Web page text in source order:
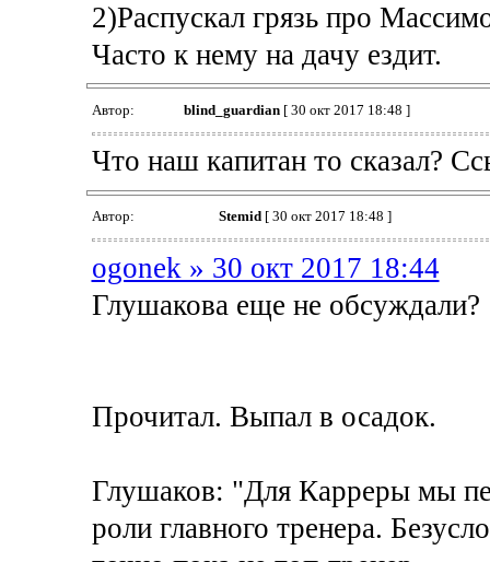
2)Распускал грязь про
Часто к нему на дачу ездит.
Автор: blind_guardian[ 30 окт 2017 18:48 ]
Что наш капитан то сказал?
Автор: Stemid[ 30 окт 2017 18:48 ]
ogonek » 30 окт 2017 18:44
Глушакова еще не обсуждали?
Прочитал. Выпал в осадок.
Глушаков: "Для Карреры мы
роли главного тренера.